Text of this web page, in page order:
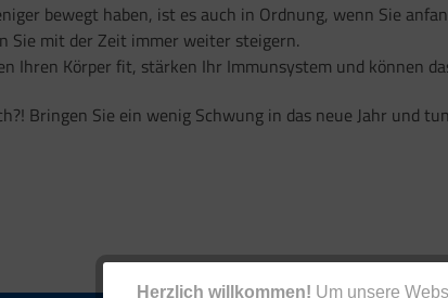
Herzlich willkommen! Um unsere
bewegt haben, ist es auch in Ordnung, wenn Sie
Sie mit der Zeit immer weiter steigern.
Ihren Körper fit, stärken Ihr Immunsystem und können
Bringen Sie ein wenig Schwung in das neue Jahr und